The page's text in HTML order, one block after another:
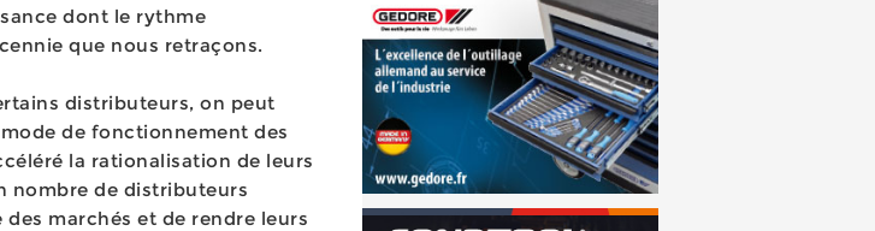
dont le rythme
que nous retraçons.
distributeurs, on peut
de fonctionnement des
la rationalisation de leurs
nombre de distributeurs
marchés et de rendre leurs